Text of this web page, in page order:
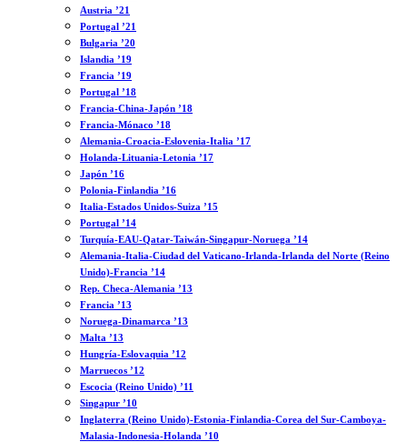
Austria ’21
Portugal ’21
Bulgaria ’20
Islandia ’19
Francia ’19
Portugal ’18
Francia-China-Japón ’18
Francia-Mónaco ’18
Alemania-Croacia-Eslovenia-Italia ’17
Holanda-Lituania-Letonia ’17
Japón ’16
Polonia-Finlandia ’16
Italia-Estados Unidos-Suiza ’15
Portugal ’14
Turquía-EAU-Qatar-Taiwán-Singapur-Noruega ’14
Alemania-Italia-Ciudad del Vaticano-Irlanda-Irlanda del Norte (Reino
Unido)-Francia ’14
Rep. Checa-Alemania ’13
Francia ’13
Noruega-Dinamarca ’13
Malta ’13
Hungría-Eslovaquia ’12
Marruecos ’12
Escocia (Reino Unido) ’11
Singapur ’10
Inglaterra (Reino Unido)-Estonia-Finlandia-Corea del Sur-Camboya-
Malasia-Indonesia-Holanda ’10